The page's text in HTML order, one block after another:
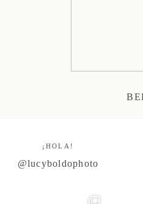
¡HOLA!
@lucyboldophoto